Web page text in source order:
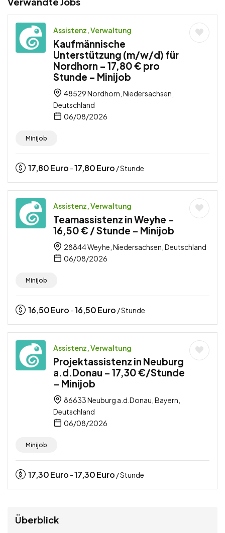
Assistenz, Verwaltung
Kaufmännische
Unterstützung (m/w/d) für
Nordhorn – 17,80 € pro
Stunde – Minijob
48529 Nordhorn, Niedersachsen,
Deutschland
06/08/2026
Minijob
17,80Euro -17,80Euro / Stunde
Assistenz, Verwaltung
Teamassistenz in Weyhe –
16,50 € / Stunde – Minijob
28844 Weyhe, Niedersachsen, Deutschland
06/08/2026
Minijob
16,50Euro -16,50Euro / Stunde
Assistenz, Verwaltung
Projektassistenz in Neuburg
a.d.Donau – 17,30 €/Stunde
– Minijob
86633 Neuburg a.d.Donau, Bayern,
Deutschland
06/08/2026
Minijob
17,30Euro -17,30Euro / Stunde
Überblick